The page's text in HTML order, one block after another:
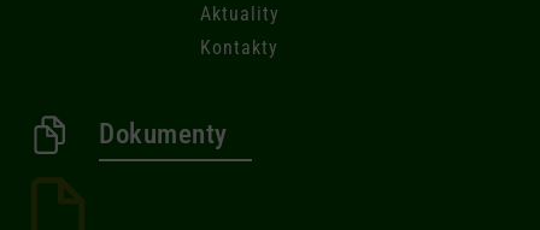
Aktuality
Kontakty
Dokumenty